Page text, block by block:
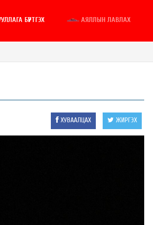
БҮРТГЭХ АЯЛЛЫН ЛАВЛАХ
ХУВААЛЦАХ ЖИРГЭХ